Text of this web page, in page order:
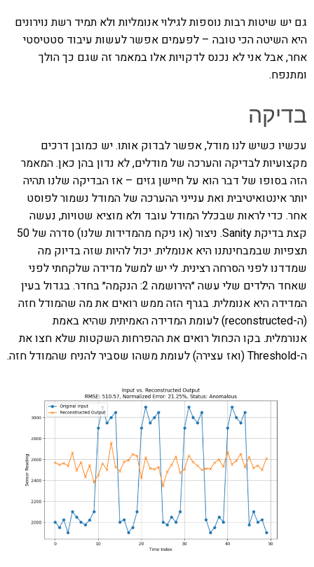
גם יש שיטות רבות נוספות לגילוי אנומליות ולא תמיד רשת נוירונים
היא השיטה הכי טובה – לפעמים אפשר לעשות עיבוד סטטיסטי
אחר, אבל אני לא נכנס לדקויות אלו במאמר זה שגם כך הולך
ומתנפח.
בדיקה
עכשיו כשיש לנו מודל, אפשר לבדוק אותו. יש כמובן דרכים
מקצועיות לבדיקה והערכה של מודלים, לא נדון בהן כאן. המאמר
הזה בסופו של דבר הוא על חיישן גזים – אז הבדיקה שלנו תהיה
יותר אינטואיטיבית ואת ענייני ההערכה של המודל נשמור לפוסט
אחר. כדי לראות שבכלל המודל עובד ולא מוציא שטויות, נעשה
קצת בדיקת Sanity. ניצור (או ניקח מהמדידות שלנו) סדרה של 50
תצפיות שבמבחינתנו היא אנומלית. יכול להיות שזה בדיוק מה
שמדדנו לפני הסרחה רצינית. לי יש למשל מדידה שלקחתי לפני
שאחד הילדים שלי עשה ״הירושמה 2: הנקמה״ בחדר. בגדול בעין
המדידה היא אנומלית. בגרף הזה ממש רואים את מה שהמודל חזה
(ה-reconstructed) לעומת המדידה האמיתית שהיא באמת
אנורמלית. בקו הכחול רואים את ההפרחות השקטות שלא חצו את
ה-Threshold (ואז עצירה) לעומת משהו שסביר להניח שהמודל חזה.